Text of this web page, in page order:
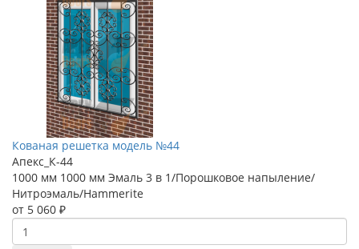
Кованая решетка модель №44
Апекс_К-44
1000 мм 1000 мм Эмаль 3 в 1/Порошковое напыление/
Нитроэмаль/Hammerite
от 5 060 ₽